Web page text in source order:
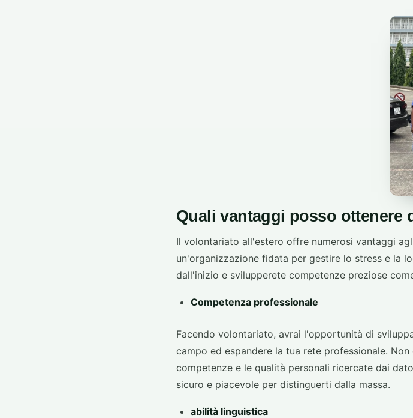
Quali vantaggi posso ottenere
Il volontariato all'estero offre numerosi vantaggi
un'organizzazione fidata per gestire lo stress e la
dall'inizio e svilupperete competenze preziose
Competenza professionale
Facendo volontariato, avrai l'opportunità di
campo ed espandere la tua rete professionale.
competenze e le qualità personali ricercate dai
sicuro e piacevole per distinguerti dalla massa.
abilità linguistica